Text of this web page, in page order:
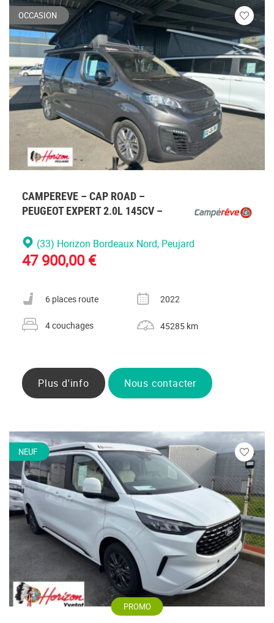
OCCASION
Veuillez
vous
CAMPEREVE – CAP ROAD –
PEUGEOT EXPERT 2.0L 145CV –
(33) Horizon Bordeaux Nord, Peujard
47 900,00 €
Nombre de places carte grise
6 places route
Année
2022
Nombre de couchages
4 couchages 45285 km
Plus d'info Nous contacter
NEUF
Veuillez
vous
PROMO